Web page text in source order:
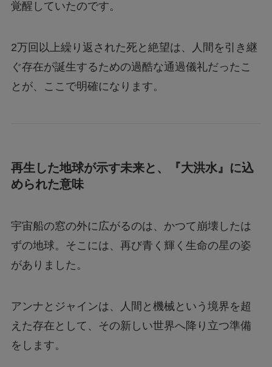
覚醒していたのです。
2万回以上繰り返された死と絶望は、人間を引き継
ぐ存在が誕生するための過酷な通過儀礼だったこ
とが、ここで明確になります。
再生した地球が示す未来と、『大洪水』に込
められた意味
宇宙船の窓の外に広がるのは、かつて崩壊したは
ずの地球。そこには、再び青く輝く生命の星の姿
がありました。
アンナとジャインは、人間と機械という境界を超
えた存在として、その新しい世界へ降り立つ準備
をします。